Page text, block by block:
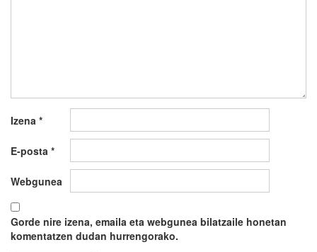
Izena *
E-posta *
Webgunea
Gorde nire izena, emaila eta webgunea bilatzaile honetan
komentatzen dudan hurrengorako.